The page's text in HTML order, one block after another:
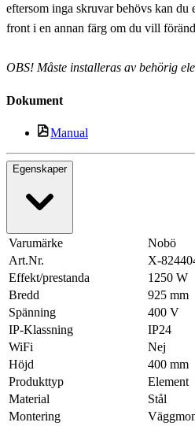
eftersom inga skruvar behövs kan
front i en annan färg om du vill
OBS! Måste installeras av behörig
Dokument
Manual
Egenskaper
Varumärke
Nobö
Art.Nr.
X-
Effekt/prestanda
1250 W
Bredd
925 mm
Spänning
400 V
IP-Klassning
IP24
WiFi
Nej
Höjd
400 mm
Produkttyp
Element
Material
Stål
Montering